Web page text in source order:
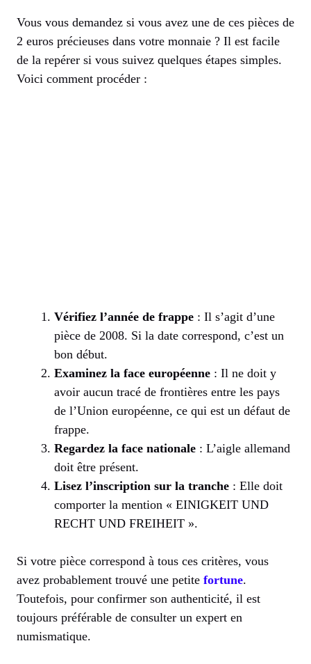
Vous vous demandez si vous avez une de ces pièces de
2 euros précieuses dans votre monnaie ? Il est facile
de la repérer si vous suivez quelques étapes simples.
Voici comment procéder :
Vérifiez l’année de frappe : Il s’agit d’une
pièce de 2008. Si la date correspond, c’est un
bon début.
Examinez la face européenne : Il ne doit y
avoir aucun tracé de frontières entre les pays
de l’Union européenne, ce qui est un défaut de
frappe.
Regardez la face nationale : L’aigle allemand
doit être présent.
Lisez l’inscription sur la tranche : Elle doit
comporter la mention « EINIGKEIT UND
RECHT UND FREIHEIT ».
Si votre pièce correspond à tous ces critères, vous
avez probablement trouvé une petite fortune.
Toutefois, pour confirmer son authenticité, il est
toujours préférable de consulter un expert en
numismatique.